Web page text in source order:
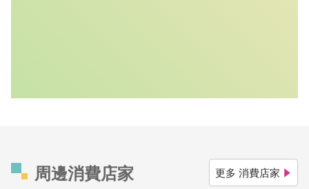
周邊消費店家 更多 消費店家